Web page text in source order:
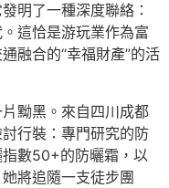
明了一種深度聯絡：
這恰是游玩業作為富
融合的“幸福財產”的活
黝黑。來自四川成都
行裝：專門研究的防
數50+的防曬霜，以
將追隨一支徒步團